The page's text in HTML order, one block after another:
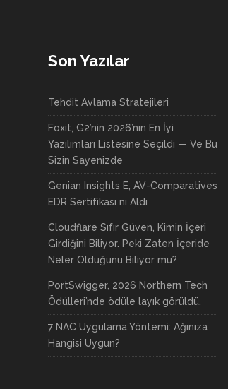
Son Yazılar
Tehdit Avlama Stratejileri
Foxit, G2’nin 2026’nın En İyi
Yazılımları Listesine Seçildi — Ve Bu
Sizin Sayenizde
Genian Insights E, AV-Comparatives
EDR Sertifikası nı Aldı
Cloudflare Sıfır Güven, Kimin İçeri
Girdiğini Biliyor. Peki Zaten İçeride
Neler Olduğunu Biliyor mu?
PortSwigger, 2026 Northern Tech
Ödülleri’nde ödüle layık görüldü.
7 NAC Uygulama Yöntemi: Ağınıza
Hangisi Uygun?